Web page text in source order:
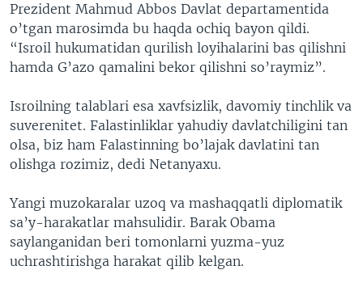
Prezident Mahmud Abbos Davlat departamentida
o’tgan marosimda bu haqda ochiq bayon qildi.
“Isroil hukumatidan qurilish loyihalarini bas qilishni
hamda G’azo qamalini bekor qilishni so’raymiz”.
Isroilning talablari esa xavfsizlik, davomiy tinchlik va
suverenitet. Falastinliklar yahudiy davlatchiligini tan
olsa, biz ham Falastinning bo’lajak davlatini tan
olishga rozimiz, dedi Netanyaxu.
Yangi muzokaralar uzoq va mashaqqatli diplomatik
sa’y-harakatlar mahsulidir. Barak Obama
saylanganidan beri tomonlarni yuzma-yuz
uchrashtirishga harakat qilib kelgan.